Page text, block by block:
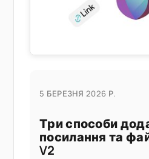
5 БЕРЕЗНЯ 2026 Р.
Три способи
посилання та
V2